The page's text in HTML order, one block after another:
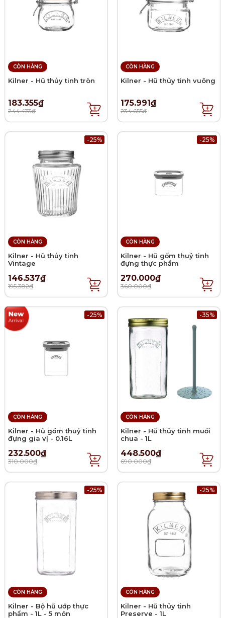
CÒN HÀNG
Kilner - Hũ thủy tinh tròn
183.355₫
244.473₫
CÒN HÀNG
Kilner - Hũ thủy tinh vuông
175.991₫
234.655₫
-25%
CÒN HÀNG
Kilner - Hũ thủy tinh
Vintage
146.537₫
195.382₫
-25%
CÒN HÀNG
Kilner - Hũ gốm thuỷ tinh
đựng thực phẩm
270.000₫
360.000₫
-25%
CÒN HÀNG
Kilner - Hũ gốm thuỷ tinh
đựng gia vị - 0.16L
232.500₫
310.000₫
-35%
CÒN HÀNG
Kilner - Hũ thủy tinh muối
chua - 1L
448.500₫
690.000₫
-25%
CÒN HÀNG
Kilner - Bộ hũ ướp thực
phẩm - 1L - 5 món
-25%
CÒN HÀNG
Kilner - Hũ thủy tinh
Preserve - 1L